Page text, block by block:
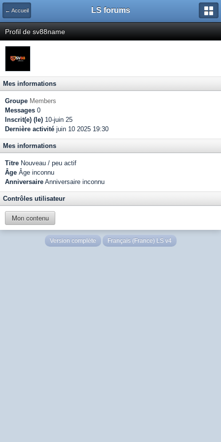
← Accueil LS forums
Profil de sv88name
Mes informations
Groupe Members
Messages 0
Inscrit(e) (le) 10-juin 25
Dernière activité juin 10 2025 19:30
Mes informations
Titre Nouveau / peu actif
Âge Âge inconnu
Anniversaire Anniversaire inconnu
Contrôles utilisateur
Mon contenu
Version complète Français (France) LS v4